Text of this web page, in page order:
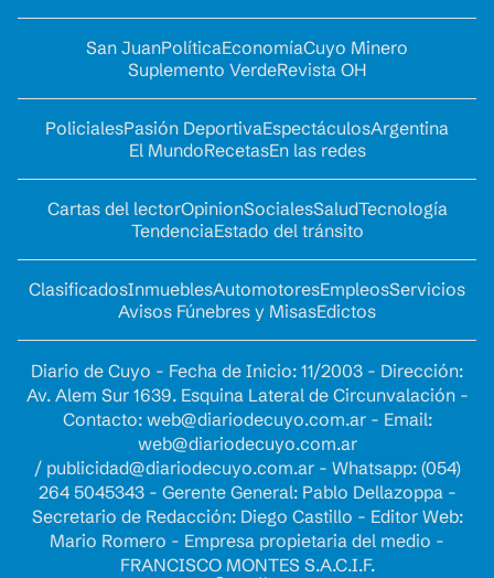
San JuanPolíticaEconomíaCuyo Minero
Suplemento VerdeRevista OH
PolicialesPasión DeportivaEspectáculosArgentina
El MundoRecetasEn las redes
Cartas del lectorOpinionSocialesSaludTecnología
TendenciaEstado del tránsito
ClasificadosInmueblesAutomotoresEmpleosServicios
Avisos Fúnebres y MisasEdictos
Diario de Cuyo - Fecha de Inicio: 11/2003 - Dirección:
Av. Alem Sur 1639. Esquina Lateral de Circunvalación -
Contacto: web@diariodecuyo.com.ar- Email:
web@diariodecuyo.com.ar
/ publicidad@diariodecuyo.com.ar- Whatsapp: (054)
264 5045343 - Gerente General: Pablo Dellazoppa -
Secretario de Redacción: Diego Castillo - Editor Web:
Mario Romero - Empresa propietaria del medio -
FRANCISCO MONTES S.A.C.I.F.